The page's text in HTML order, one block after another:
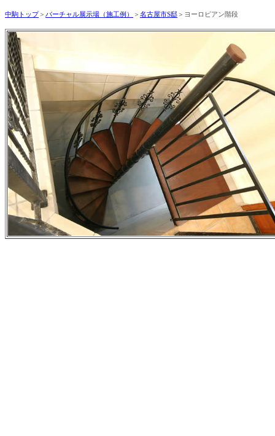
中駒トップ＞ バーチャル展示場（施工例） ＞ 名古屋市S邸 ＞ヨーロピアン階段